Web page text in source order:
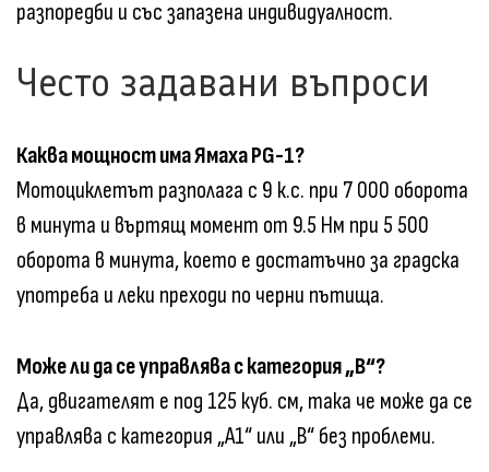
разпоредби и със запазена индивидуалност.
Често задавани въпроси
Каква мощност има Ямаха PG-1?
Мотоциклетът разполага с 9 к.с. при 7 000 оборота
в минута и въртящ момент от 9.5 Нм при 5 500
оборота в минута, което е достатъчно за градска
употреба и леки преходи по черни пътища.
Може ли да се управлява с категория „B“?
Да, двигателят е под 125 куб. см, така че може да се
управлява с категория „A1“ или „B“ без проблеми.